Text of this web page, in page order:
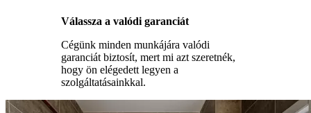
Válassza a valódi garanciát
Cégünk minden munkájára valódi
garanciát biztosít, mert mi azt szeretnék,
hogy ön elégedett legyen a
szolgáltatásainkkal.